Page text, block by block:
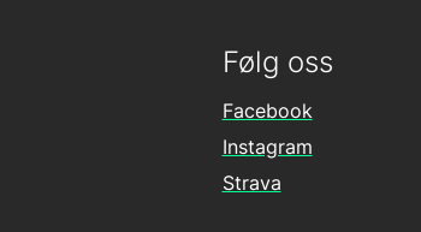
Følg oss
Facebook
Instagram
Strava